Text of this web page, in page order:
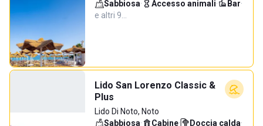
Sabbiosa· Accesso animali· Bar·
e altri 9…
Lido San Lorenzo Classic &
Plus
Lido Di Noto, Noto
Sabbiosa· Cabine· Doccia calda·